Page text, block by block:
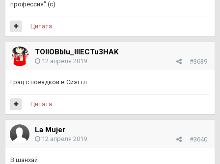
профессия" (с)
Цитата
TOIIOBbIu_IIIECTu3HAK
#3639
12 апреля 2019
Грац с поездкой в Сиэттл
Цитата
La Mujer
#3640
12 апреля 2019
В шанхай